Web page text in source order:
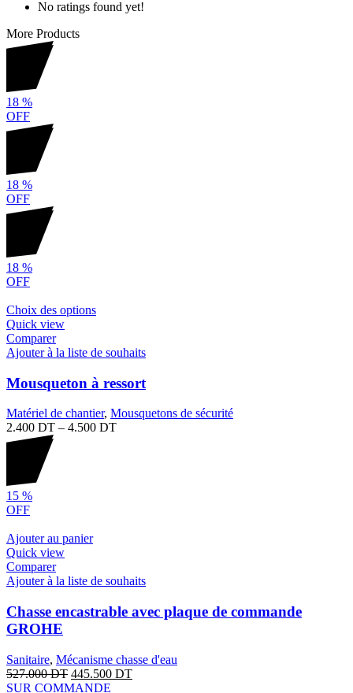
No ratings found yet!
More Products
18 %
OFF
18 %
OFF
18 %
OFF
Choix des options
Quick view
Comparer
Ajouter à la liste de souhaits
Mousqueton à ressort
Matériel de chantier, Mousquetons de sécurité
2.400 DT – 4.500 DT
15 %
OFF
Ajouter au panier
Quick view
Comparer
Ajouter à la liste de souhaits
Chasse encastrable avec plaque de commande
GROHE
Sanitaire, Mécanisme chasse d'eau
527.000DT 445.500 DT
SUR COMMANDE